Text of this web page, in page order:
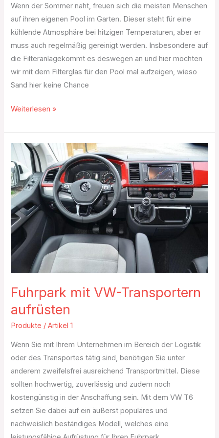
Wenn der Sommer naht, freuen sich die meisten Menschen
auf ihren eigenen Pool im Garten. Dieser steht für eine
kühlende Atmosphäre bei hitzigen Temperaturen, aber er
muss auch regelmäßig gereinigt werden. Insbesondere auf
die Filteranlagekommt es deswegen an und hier möchten
wir mit dem Filterglas für den Pool mal aufzeigen, wieso
Sand hier keine Chance
Weiterlesen »
Fuhrpark mit VW-Transportern
aufrüsten
Produkte /Artikel 1
Wenn Sie mit Ihrem Unternehmen im Bereich der Logistik
oder des Transportes tätig sind, benötigen Sie unter
anderem zweifelsfrei ausreichend Transportmittel. Diese
sollten hochwertig, zuverlässig und zudem noch
kostengünstig in der Anschaffung sein. Mit dem VW T6
setzen Sie dabei auf ein äußerst populäres und
nachweislich beständiges Modell, welches eine
Fuhrpark
mit
VW-
Transportern
aufrüsten